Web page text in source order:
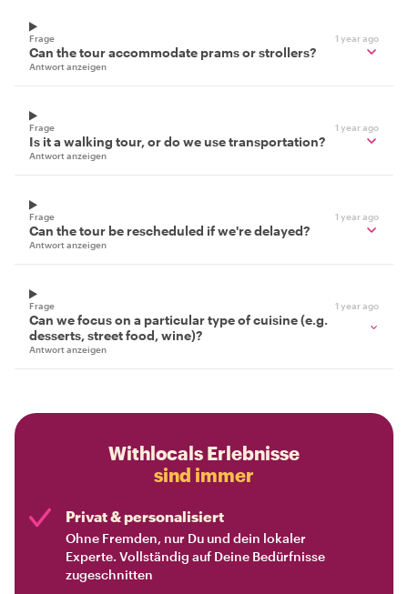
Frage 1 year ago
Can the tour accommodate prams or strollers?
Antwort anzeigen
Frage 1 year ago
Is it a walking tour, or do we use transportation?
Antwort anzeigen
Frage 1 year ago
Can the tour be rescheduled if we're delayed?
Antwort anzeigen
Frage 1 year ago
Can we focus on a particular type of cuisine (e.g.
desserts, street food, wine)?
Antwort anzeigen
Withlocals Erlebnisse
sind immer
Privat & personalisiert
Ohne Fremden, nur Du und dein lokaler
Experte. Vollständig auf Deine Bedürfnisse
zugeschnitten